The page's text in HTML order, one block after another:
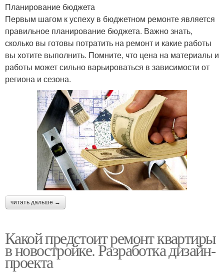
Планирование бюджета
Первым шагом к успеху в бюджетном ремонте является
правильное планирование бюджета. Важно знать,
сколько вы готовы потратить на ремонт и какие работы
вы хотите выполнить. Помните, что цена на материалы и
работы может сильно варьироваться в зависимости от
региона и сезона.
читать дальше →
Какой предстоит ремонт квартиры
в новостройке. Разработка дизайн-
проекта